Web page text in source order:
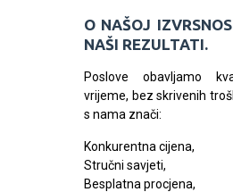
O NAŠOJ
NAŠI REZULTATI.
Poslove obavljamo
vrijeme, bez skrivenih
s nama znači:
Konkurentna cijena,
Stručni savjeti,
Besplatna procjena,